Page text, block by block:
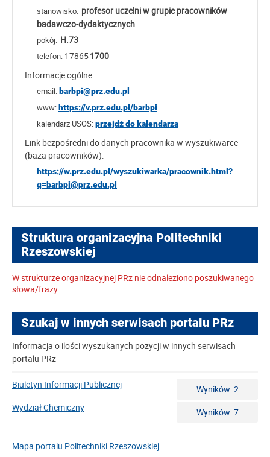
stanowisko: profesor uczelni w grupie pracowników
badawczo-dydaktycznych
pokój: H.73
telefon: 178651700
Informacje ogólne:
email: barbpi@prz.edu.pl
www: https://v.prz.edu.pl/barbpi
kalendarz USOS:przejdź do kalendarza
Link bezpośredni do danych pracownika w wyszukiwarce
(baza pracowników):
https://w.prz.edu.pl/wyszukiwarka/pracownik.html?
q=barbpi@prz.edu.pl
Struktura organizacyjna Politechniki
Rzeszowskiej
W strukturze organizacyjnej PRz nie odnaleziono poszukiwanego
słowa/frazy.
Szukaj w innych serwisach portalu PRz
Informacja o ilości wyszukanych pozycji w innych serwisach
portalu PRz
Biuletyn Informacji Publicznej
Wyników: 2
Wydział Chemiczny
Wyników: 7
Mapa portalu Politechniki Rzeszowskiej